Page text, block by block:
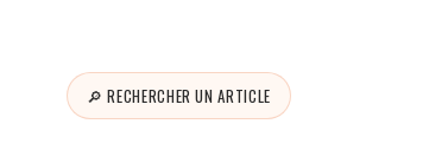
🔎 RECHERCHER UN ARTICLE